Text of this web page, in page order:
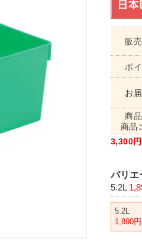
販
ポ
お
商
商品
3,300
バリエ
5.2L
5.2L
1,890